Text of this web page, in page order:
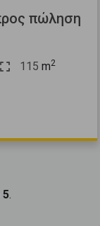
πώληση
115 m2
5.